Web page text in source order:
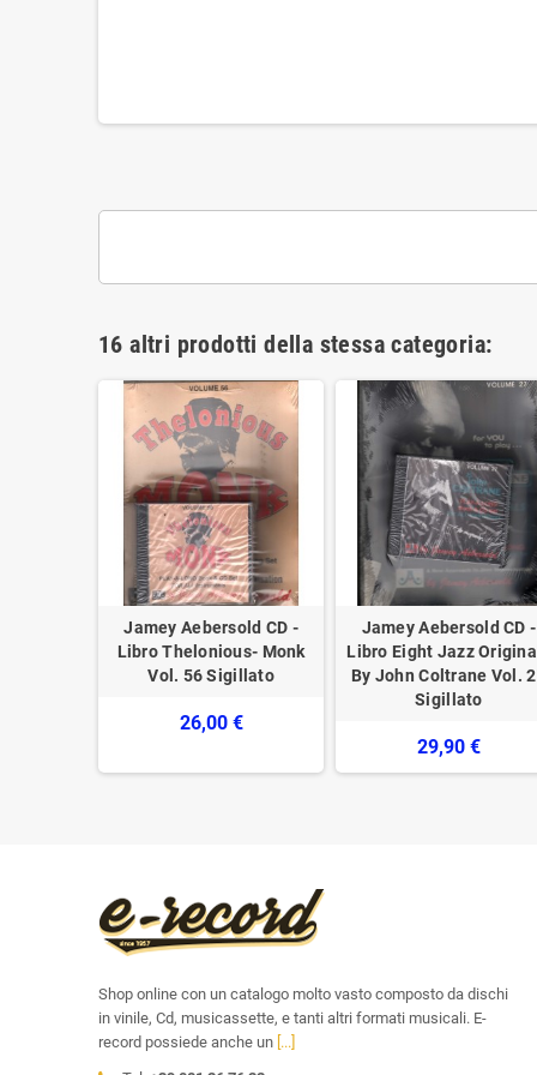
16 altri prodotti della stessa categoria:
Jamey Aebersold CD -
Libro Thelonious- Monk
Vol. 56 Sigillato
26,00 €
Jamey Aebersold CD -
Libro Eight Jazz
By John Coltrane Vol.
Sigillato
29,90 €
Shop online con un catalogo molto vasto composto da dischi
in vinile, Cd, musicassette, e tanti altri formati musicali. E-
record possiede anche un [...]